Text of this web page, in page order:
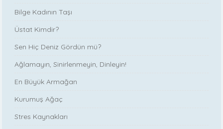
Bilge Kadının Taşı
Üstat Kimdir?
Sen Hiç Deniz Gördün mü?
Ağlamayın, Sinirlenmeyin, Dinleyin!
En Büyük Armağan
Kurumuş Ağaç
Stres Kaynakları